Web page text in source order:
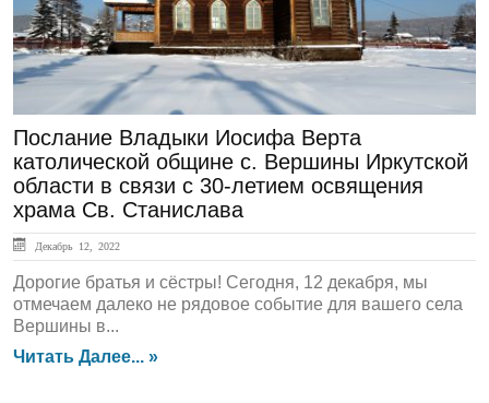
Послание Владыки Иосифа Верта
католической общине с. Вершины Иркутской
области в связи с 30-летием освящения
храма Св. Станислава
Декабрь 12, 2022
Дорогие братья и сёстры! Сегодня, 12 декабря, мы
отмечаем далеко не рядовое событие для вашего села
Вершины в...
Читать Далее... »